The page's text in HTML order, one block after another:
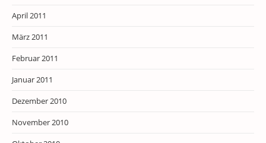
April 2011
März 2011
Februar 2011
Januar 2011
Dezember 2010
November 2010